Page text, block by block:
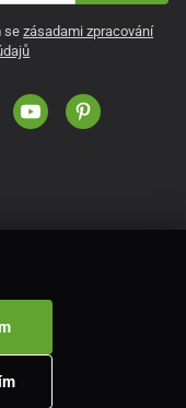
sezásadami zpracování